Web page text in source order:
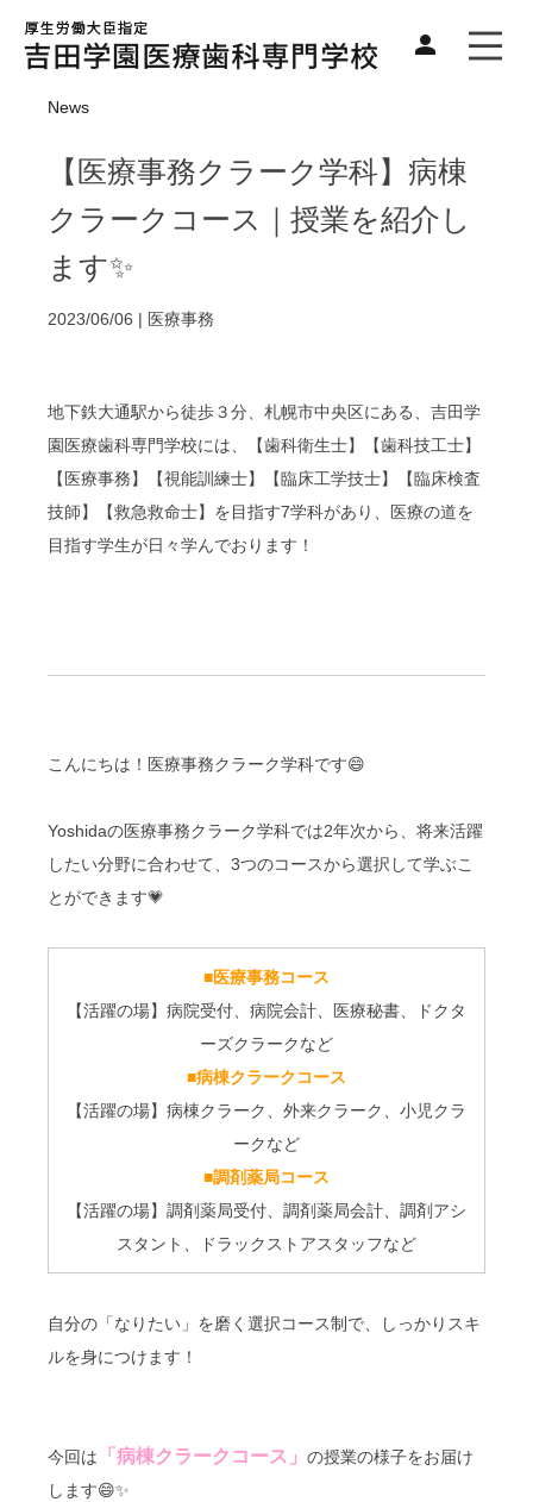
News
【医療事務クラーク学科】病棟
クラークコース｜授業を紹介し
ます✨
2023/06/06 | 医療事務
地下鉄大通駅から徒歩３分、札幌市中央区にある、吉田学
園医療歯科専門学校には、
【歯科衛生士】【歯科技工士】
【医療事務】【視能訓練士】【臨床工学技士】【臨床検査
技師】【救急救命士】を目指す7学科があり、医療の道を
目指す学生が日々学んでお ります！
こんにちは！医療事務クラーク学科です😄
Yoshidaの医療事務クラーク学科では2年次から、将来活躍
したい分野に合わせて、3つのコースから選択して学ぶこ
とができます💗
■医療事務コース
【活躍の場】病院受付、病院会計、医療秘書、ドクタ
ーズクラークなど
■病棟クラークコース
【活躍の場】病棟クラーク、外来クラーク、小児クラ
ークなど
■調剤薬局コース
【活躍の場】調剤薬局受付、調剤薬局会計、調剤アシ
スタント、ドラックストアスタッフなど
自分の「なりたい」を磨く選択コース制で、しっかりスキ
ルを身につけます！
今回は 「病棟クラークコース」 の授業の様子をお届け
します😄✨